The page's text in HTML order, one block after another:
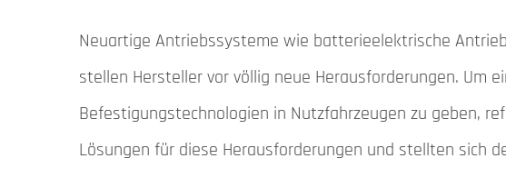
Neuartige Antriebssysteme wie batterieelektrische
stellen Hersteller vor völlig neue Herausforderungen. Um
Befestigungstechnologien in Nutzfahrzeugen zu geben,
Lösungen für diese Herausforderungen und stellten sich